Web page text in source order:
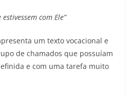
com Ele”
um texto vocacional e
de chamados que possuíam
e com uma tarefa muito